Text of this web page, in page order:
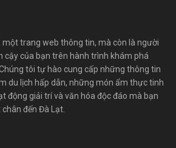
một trang web thông tin, mà còn là người
cậy của bạn trên hành trình khám phá
tôi tự hào cung cấp những thông tin
du lịch hấp dẫn, những món ẩm thực tinh
động giải trí và văn hóa độc đáo mà bạn
đến Đà Lạt.